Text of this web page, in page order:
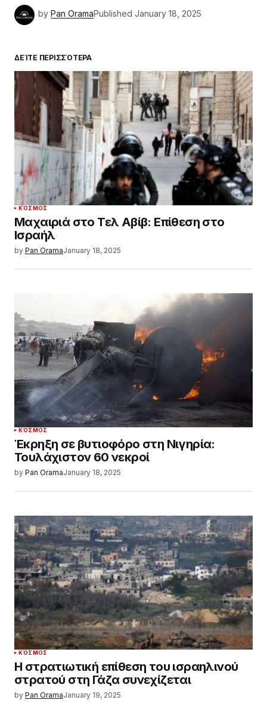
by Pan OramaPublished January 18, 2025
ΔΕΊΤΕ ΠΕΡΙΣΣΌΤΕΡΑ
ΚΌΣΜΟΣ
Μαχαιριά στο Τελ Αβίβ: Επίθεση στο
Ισραήλ
by Pan OramaJanuary 18, 2025
ΚΌΣΜΟΣ
Έκρηξη σε βυτιοφόρο στη Νιγηρία:
Τουλάχιστον 60 νεκροί
by Pan OramaJanuary 18, 2025
ΚΌΣΜΟΣ
Η στρατιωτική επίθεση του ισραηλινού
στρατού στη Γάζα συνεχίζεται
by Pan OramaJanuary 19, 2025